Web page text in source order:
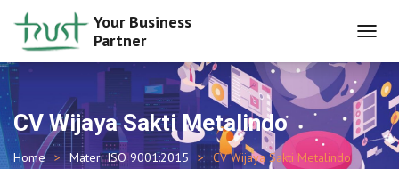
Your Business
Partner
CV Wijaya Sakti Metalindo
Home Materi ISO 9001:2015 CV Wijaya Sakti Metalindo